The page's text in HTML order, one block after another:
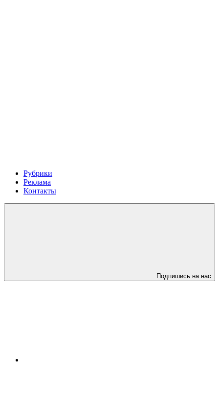
Рубрики
Реклама
Контакты
Подпишись на нас